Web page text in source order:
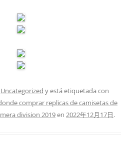
Uncategorized y está etiquetada con
comprar replicas de camisetas de
division 2019en 2022年12月17日.